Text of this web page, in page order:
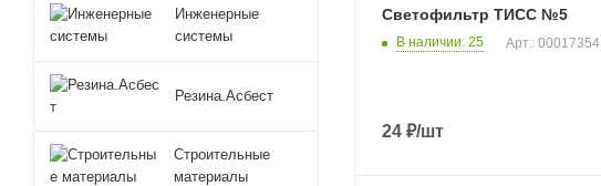
Светофильтр ТИСС №5
В наличии: 25 Арт.: 00017354
24 ₽/шт
Инженерные
системы
Резина.Асбест
Строительные
материалы